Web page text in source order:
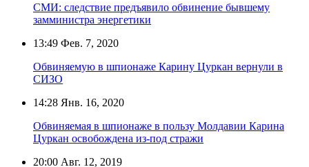
СМИ: следствие предъявило обвинение бывшему
замминистра энергетики
13:49 Фев. 7, 2020
Обвиняемую в шпионаже Карину Цуркан вернули в
СИЗО
14:28 Янв. 16, 2020
Обвиняемая в шпионаже в пользу Молдавии Карина
Цуркан освобождена из-под стражи
20:00 Авг. 12, 2019